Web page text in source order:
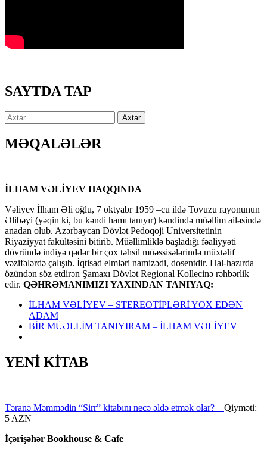
SAYTDA TAP
Axtarış:
MƏQALƏLƏR
İLHAM VƏLİYEV HAQQINDA
Vəliyev İlham Əli oğlu, 7 oktyabr 1959 –cu ildə Tovuzu rayonunun
Əlibəyi (yəqin ki, bu kəndi hamı tanıyır) kəndində müəllim ailəsində
anadan olub. Azərbaycan Dövlət Pedoqoji Universitetinin
Riyaziyyat fakültəsini bitirib. Müəllimliklə başladığı fəaliyyəti
dövründə indiyə qədər bir çox təhsil müəssisələrində müxtəlif
vəzifələrdə çalışıb. İqtisad elmləri namizədi, dosentdir. Hal-hazırda
özündən söz etdirən Şamaxı Dövlət Regional Kollecinə rəhbərlik
edir. QƏHRƏMANIMIZI YAXINDAN TANIYAQ:
İLHAM VƏLİYEV – STEREOTİPLƏRİ YOX EDƏN
ADAM
BİR MÜƏLLİM TANIYIRAM – İLHAM VƏLİYEV
YENİ KİTAB
Təranə Məmmədin “Sirr” kitabını necə əldə etmək olar? – Qiyməti:
5 AZN
İçərişəhər Bookhouse & Cafe